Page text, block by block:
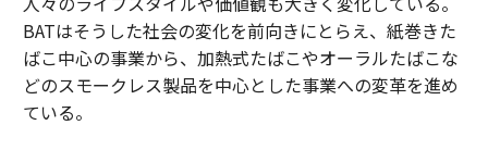
BATはそうした社会の変化を前向きにとらえ、紙巻きた
ばこ中心の事業から、加熱式たばこやオーラルたばこな
どのスモークレス製品を中心とした事業への変革を進め
ている。